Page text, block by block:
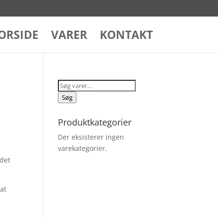
VARER KONTAKT
Søg
efter:
Søg
Produktkategorier
Der eksisterer ingen
varekategorier.